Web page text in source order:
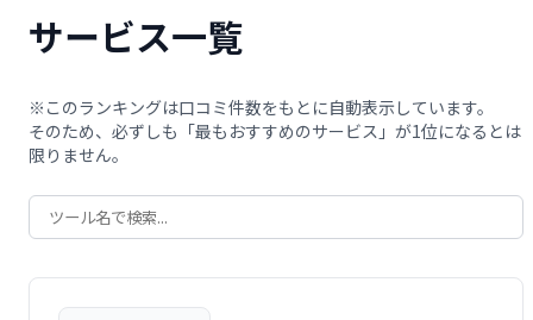
サービス一覧
※このランキングは口コミ件数をもとに自動表示しています。
そのため、必ずしも「最もおすすめのサービス」が1位になるとは
限りません。